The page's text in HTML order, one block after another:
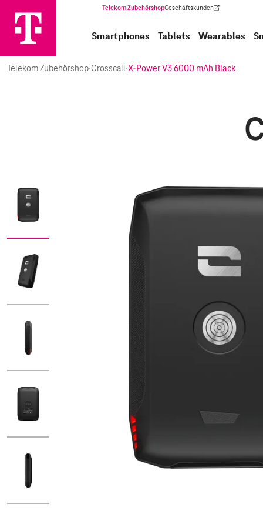
Telekom ZubehörshopGeschäftskunden
(Wird in einem neuen Tab geöffnet)
Smartphones Tablets Wearables
Telekom Zubehörshop·Crosscall·X-Power V3 6000 mAh Black